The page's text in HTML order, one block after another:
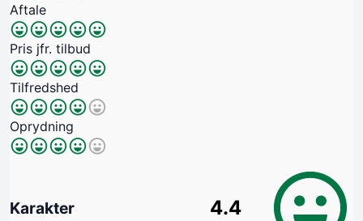
Aftale
Pris jfr. tilbud
Tilfredshed
Oprydning
Karakter 4.4